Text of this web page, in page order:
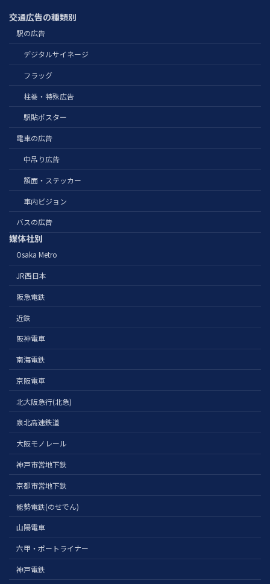
交通広告の種類別
駅の広告
デジタルサイネージ
フラッグ
柱巻・特殊広告
駅貼ポスター
電車の広告
中吊り広告
額面・ステッカー
車内ビジョン
バスの広告
媒体社別
Osaka Metro
JR西日本
阪急電鉄
近鉄
阪神電車
南海電鉄
京阪電車
北大阪急行(北急)
泉北高速鉄道
大阪モノレール
神戸市営地下鉄
京都市営地下鉄
能勢電鉄(のせでん)
山陽電車
六甲・ポートライナー
神戸電鉄